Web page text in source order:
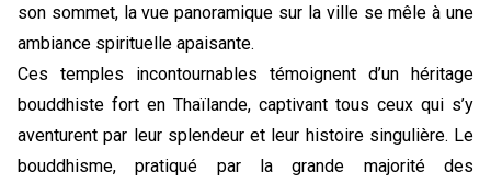
son sommet, la vue panoramique sur la ville se mêle à une
ambiance spirituelle apaisante.
Ces temples incontournables témoignent d’un héritage
bouddhiste fort en Thaïlande, captivant tous ceux qui s’y
aventurent par leur splendeur et leur histoire singulière. Le
bouddhisme, pratiqué par la grande majorité des